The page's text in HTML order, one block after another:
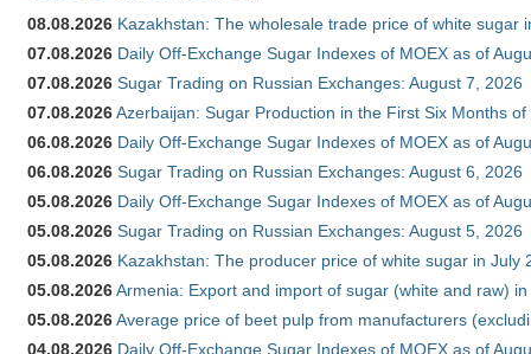
08.08.2026 Kazakhstan: The wholesale trade price of white sugar
07.08.2026 Daily Off-Exchange Sugar Indexes of MOEX as of
07.08.2026 Sugar Trading on Russian Exchanges: August 7, 2026
07.08.2026Azerbaijan: Sugar Production in the First Six Months of
06.08.2026 Daily Off-Exchange Sugar Indexes of MOEX as of
06.08.2026 Sugar Trading on Russian Exchanges: August 6, 2026
05.08.2026 Daily Off-Exchange Sugar Indexes of MOEX as of
05.08.2026 Sugar Trading on Russian Exchanges: August 5, 2026
05.08.2026 Kazakhstan: The producer price of white sugar in July
05.08.2026Armenia: Export and import of sugar (white and raw)
05.08.2026Average price of beet pulp from manufacturers
04.08.2026 Daily Off-Exchange Sugar Indexes of MOEX as of